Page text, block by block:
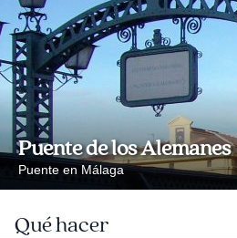
Puente de los Alemanes
Puente en Málaga
Qué hacer